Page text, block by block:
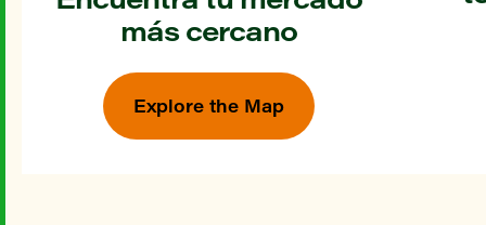
más cercano
Explore the Map